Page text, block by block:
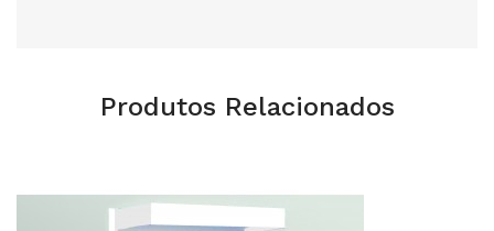
Produtos Relacionados